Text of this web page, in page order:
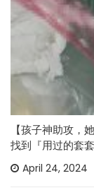
【孩子神助攻，
找到『用过的套
April 24, 2024